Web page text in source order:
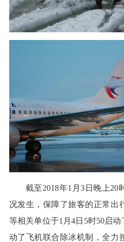
截至2018年1月3日晚上
况发生，保障了旅客的正常出
等相关单位于1月4日5时50启
动了飞机联合除冰机制，全力